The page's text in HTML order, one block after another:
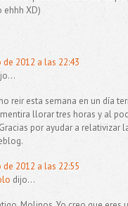
ehhh XD)
de 2012 a las 22:43
reir esta semana en un día
llorar tres horas y al
por ayudar a relativizar
de 2012 a las 22:55
dijo...